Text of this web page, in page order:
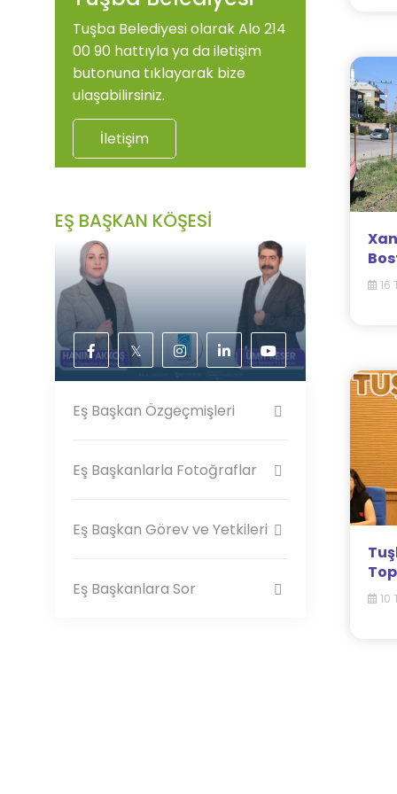
Tuşba Belediyesi olarak Alo 214
00 90 hattıyla ya da iletişim
butonuna tıklayarak bize
ulaşabilirsiniz.
İletişim
EŞ BAŞKAN KÖŞESİ
𝕏
Eş Başkan Özgeçmişleri
Eş Başkanlarla Fotoğraflar
Eş Başkan Görev ve Yetkileri
Eş Başkanlara Sor
16
10